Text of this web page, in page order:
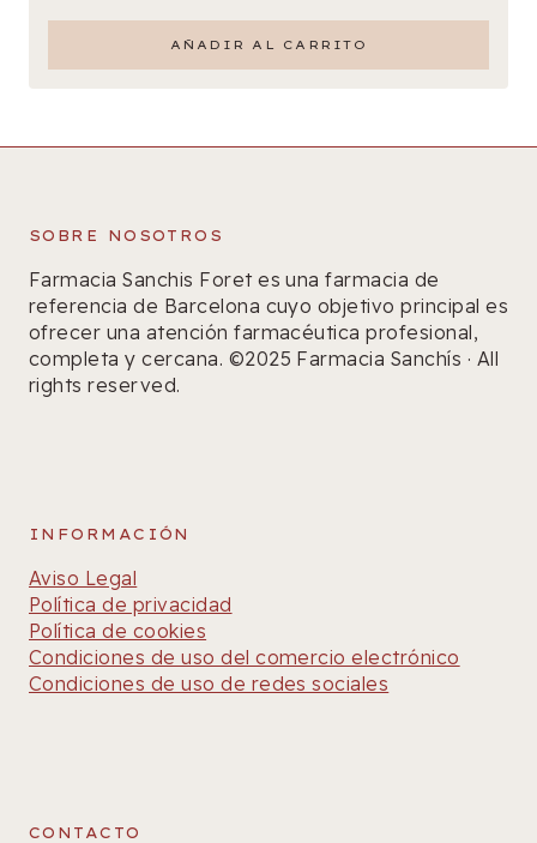
AÑADIR AL CARRITO
SOBRE NOSOTROS
Farmacia Sanchis Foret es una farmacia de
referencia de Barcelona cuyo objetivo principal es
ofrecer una atención farmacéutica profesional,
completa y cercana. ©2025 Farmacia Sanchís · All
rights reserved.
INFORMACIÓN
Aviso Legal
Política de privacidad
Política de cookies
Condiciones de uso del comercio electrónico
Condiciones de uso de redes sociales
CONTACTO